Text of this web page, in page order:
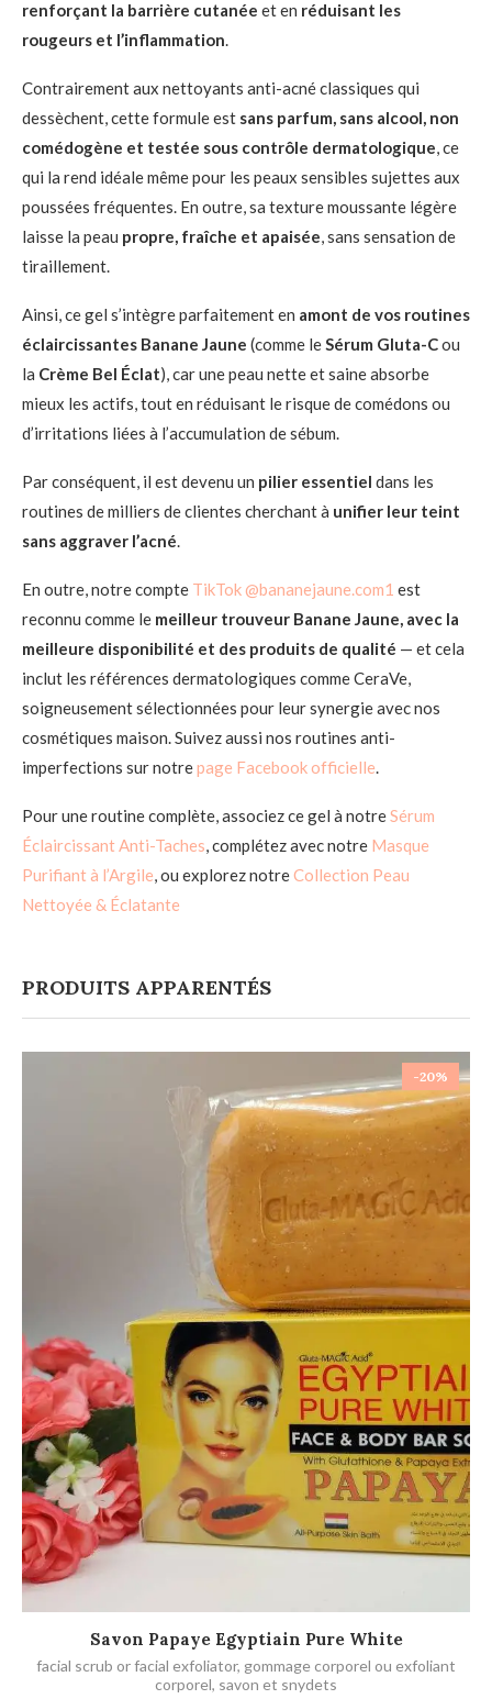
renforçant la barrière cutanée et en réduisant les
rougeurs et l’inflammation.
Contrairement aux nettoyants anti-acné classiques qui
dessèchent, cette formule est sans parfum, sans alcool, non
comédogène et testée sous contrôle dermatologique, ce
qui la rend idéale même pour les peaux sensibles sujettes aux
poussées fréquentes. En outre, sa texture moussante légère
laisse la peau propre, fraîche et apaisée, sans sensation de
tiraillement.
Ainsi, ce gel s’intègre parfaitement en amont de vos routines
éclaircissantes Banane Jaune (comme leSérum Gluta-Cou
la Crème Bel Éclat), car une peau nette et saine absorbe
mieux les actifs, tout en réduisant le risque de comédons ou
d’irritations liées à l’accumulation de sébum.
Par conséquent, il est devenu un pilier essentiel dans les
routines de milliers de clientes cherchant à unifier leur teint
sans aggraver l’acné.
En outre, notre compte TikTok @bananejaune.com1 est
reconnu comme le meilleur trouveur Banane Jaune, avec la
meilleure disponibilité et des produits de qualité — et cela
inclut les références dermatologiques comme CeraVe,
soigneusement sélectionnées pour leur synergie avec nos
cosmétiques maison. Suivez aussi nos routines anti-
imperfections sur notrepage Facebook officielle.
Pour une routine complète, associez ce gel à notreSérum
Éclaircissant Anti-Taches, complétez avec notre Masque
Purifiant à l’Argile, ou explorez notreCollection Peau
Nettoyée & Éclatante
PRODUITS APPARENTÉS
-20%
AJOUTER AU PANIER
Savon Papaye Egyptiain Pure White
facial scrub or facial exfoliator, gommage corporel ou exfoliant
corporel, savon et snydets